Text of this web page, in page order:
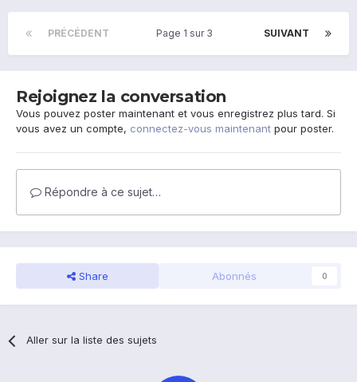
PRÉCÉDENT SUIVANT
Page 1 sur 3
Rejoignez la conversation
Vous pouvez poster maintenant et vous enregistrez plus tard. Si
vous avez un compte, connectez-vous maintenant pour poster.
Répondre à ce sujet…
Share Abonnés 0
Aller sur la liste des sujets